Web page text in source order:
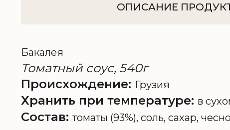
ОПИСАНИЕ
Бакалея
Томатный соус, 540г
Происхождение: Грузия
Хранить при температуре: в
Состав:томаты (93%), соль, сахар,